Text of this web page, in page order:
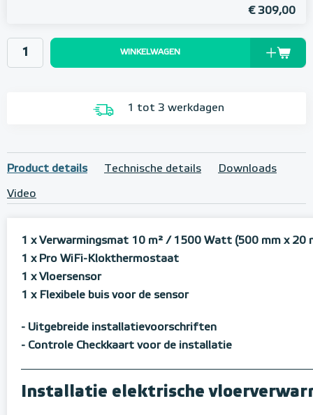
€ 309,00
WINKELWAGEN
1 tot 3 werkdagen
Product details Technische details Downloads
Video
1 x Verwarmingsmat 10 m² / 1500 Watt (500 mm x 20
1 x Pro WiFi-Klokthermostaat
1 x Vloersensor
1 x Flexibele buis voor de sensor
- Uitgebreide installatievoorschriften
- Controle Checkkaart voor de installatie
Installatie elektrische